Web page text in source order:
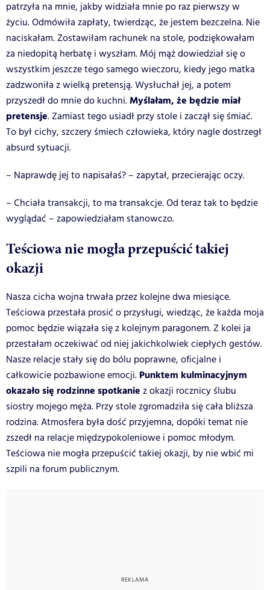
patrzyła na mnie, jakby widziała mnie po raz pierwszy w
życiu. Odmówiła zapłaty, twierdząc, że jestem bezczelna. Nie
naciskałam. Zostawiłam rachunek na stole, podziękowałam
za niedopitą herbatę i wyszłam. Mój mąż dowiedział się o
wszystkim jeszcze tego samego wieczoru, kiedy jego matka
zadzwoniła z wielką pretensją. Wysłuchał jej, a potem
przyszedł do mnie do kuchni.Myślałam, że będzie miał
pretensje. Zamiast tego usiadł przy stole i zaczął się śmiać.
To był cichy, szczery śmiech człowieka, który nagle dostrzegł
absurd sytuacji.
– Naprawdę jej to napisałaś? – zapytał, przecierając oczy.
– Chciała transakcji, to ma transakcje. Od teraz tak to będzie
wyglądać – zapowiedziałam stanowczo.
Teściowa nie mogła przepuścić takiej
okazji
Nasza cicha wojna trwała przez kolejne dwa miesiące.
Teściowa przestała prosić o przysługi, wiedząc, że każda moja
pomoc będzie wiązała się z kolejnym paragonem. Z kolei ja
przestałam oczekiwać od niej jakichkolwiek ciepłych gestów.
Nasze relacje stały się do bólu poprawne, oficjalne i
całkowicie pozbawione emocji. Punktem kulminacyjnym
okazało się rodzinne spotkanie z okazji rocznicy ślubu
siostry mojego męża. Przy stole zgromadziła się cała bliższa
rodzina. Atmosfera była dość przyjemna, dopóki temat nie
zszedł na relacje międzypokoleniowe i pomoc młodym.
Teściowa nie mogła przepuścić takiej okazji, by nie wbić mi
szpili na forum publicznym.